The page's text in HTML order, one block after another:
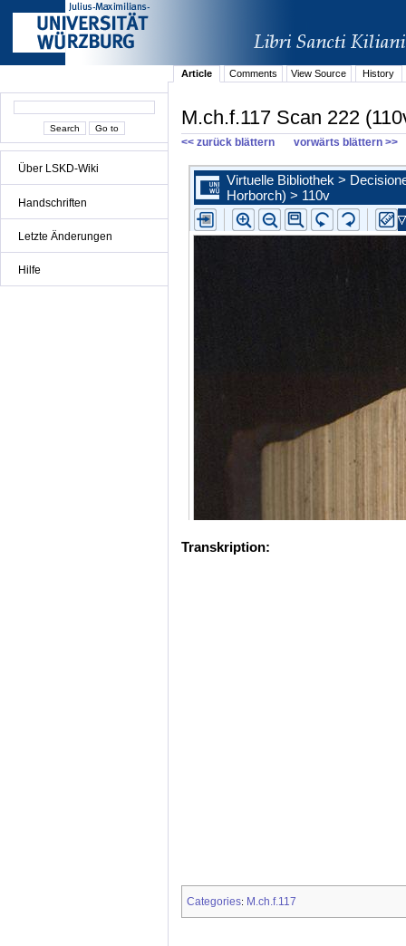
Über LSKD-Wiki
Handschriften
Letzte Änderungen
Hilfe
Article Comments View Source History
M.ch.f.117 Scan 222
<< zurück blättern vorwärts blättern >>
Transkription:
Categories: M.ch.f.117